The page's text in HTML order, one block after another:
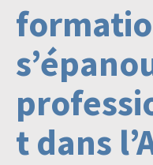
t dans